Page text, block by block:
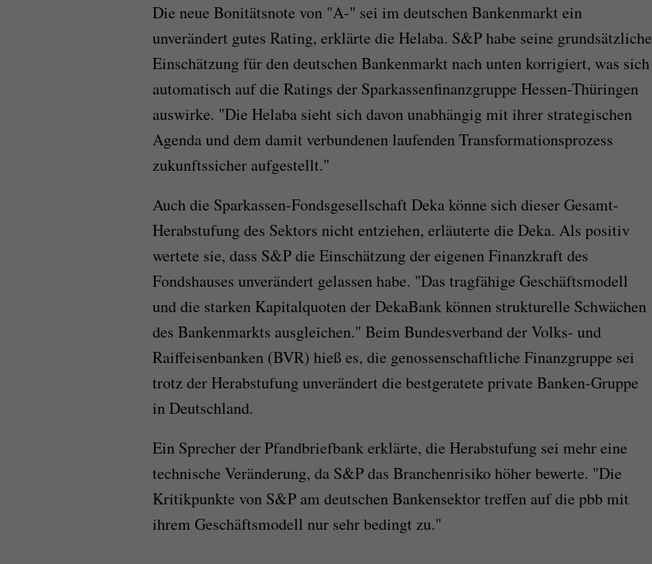
Die neue Bonitätsnote von "A-" sei im deutschen Bankenmarkt ein
unverändert gutes Rating, erklärte die Helaba. S&P habe seine grundsätzliche
Einschätzung für den deutschen Bankenmarkt nach unten korrigiert, was sich
automatisch auf die Ratings der Sparkassenfinanzgruppe Hessen-Thüringen
auswirke. "Die Helaba sieht sich davon unabhängig mit ihrer strategischen
Agenda und dem damit verbundenen laufenden Transformationsprozess
zukunftssicher aufgestellt."
Auch die Sparkassen-Fondsgesellschaft Deka könne sich dieser Gesamt-
Herabstufung des Sektors nicht entziehen, erläuterte die Deka. Als positiv
wertete sie, dass S&P die Einschätzung der eigenen Finanzkraft des
Fondshauses unverändert gelassen habe. "Das tragfähige Geschäftsmodell
und die starken Kapitalquoten der DekaBank können strukturelle Schwächen
des Bankenmarkts ausgleichen." Beim Bundesverband der Volks- und
Raiffeisenbanken (BVR) hieß es, die genossenschaftliche Finanzgruppe sei
trotz der Herabstufung unverändert die bestgeratete private Banken-Gruppe
in Deutschland.
Ein Sprecher der Pfandbriefbank erklärte, die Herabstufung sei mehr eine
technische Veränderung, da S&P das Branchenrisiko höher bewerte. "Die
Kritikpunkte von S&P am deutschen Bankensektor treffen auf die pbb mit
ihrem Geschäftsmodell nur sehr bedingt zu."